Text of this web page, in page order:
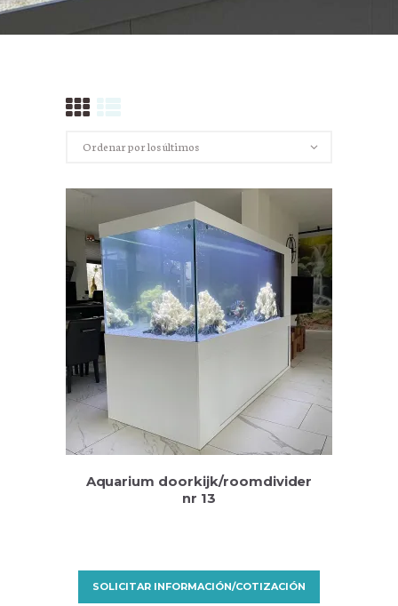
Aquarium doorkijk/roomdivider
nr 13
SOLICITAR INFORMACIÓN/COTIZACIÓN